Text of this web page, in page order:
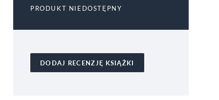
PRODUKT NIEDOSTĘPNY
DODAJ RECENZJĘ KSIĄŻKI